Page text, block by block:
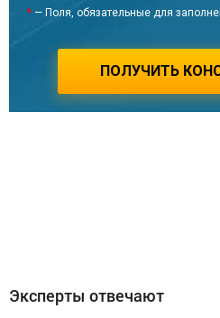
* — Поля, обязательные для
ПОЛУЧИТЬ
Эксперты отвечают